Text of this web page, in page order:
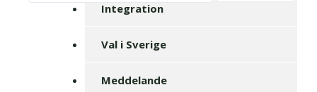
Integration
Val i Sverige
Meddelande